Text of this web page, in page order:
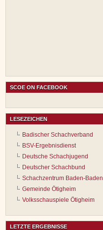
SCOE ON FACEBOOK
LESEZEICHEN
Badischer Schachverband
BSV-Ergebnisdienst
Deutsche Schachjugend
Deutscher Schachbund
Schachzentrum Baden-Baden
Gemeinde Ötigheim
Volksschauspiele Ötigheim
LETZTE ERGEBNISSE